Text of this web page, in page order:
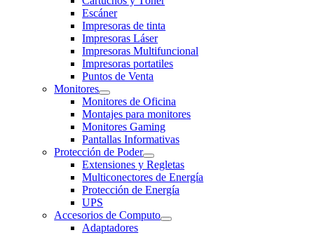
Escáner
Impresoras de tinta
Impresoras Láser
Impresoras Multifuncional
Impresoras portatiles
Puntos de Venta
Monitores
Monitores de Oficina
Montajes para monitores
Monitores Gaming
Pantallas Informativas
Protección de Poder
Extensiones y Regletas
Multiconectores de Energía
Protección de Energía
UPS
Accesorios de Computo
Adaptadores